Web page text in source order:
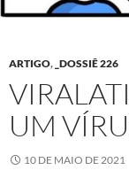
ARTIGO, _DOSSIÊ 226
UM
10 DE MAIO DE 2021